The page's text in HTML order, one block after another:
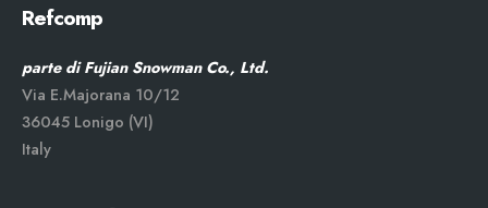
Refcomp
parte di Fujian Snowman Co., Ltd.
Via E.Majorana 10/12
36045 Lonigo (VI)
Italy